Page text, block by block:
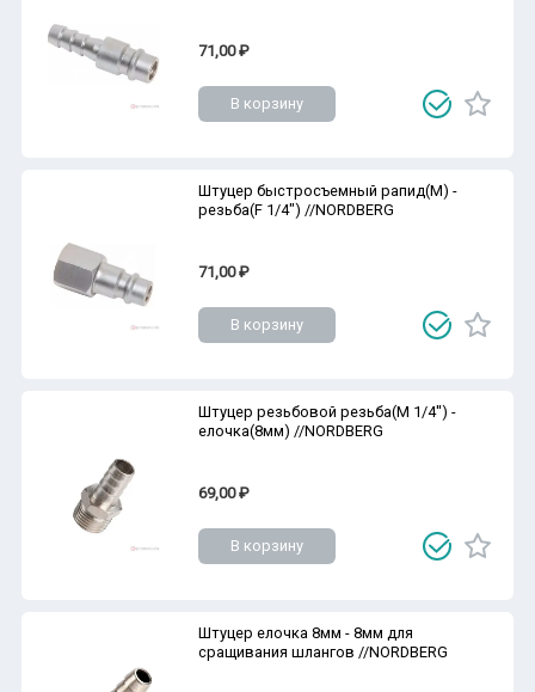
71,00 ₽
В корзину
Штуцер быстросъемный рапид(M) -
резьба(F 1/4") //NORDBERG
71,00 ₽
В корзину
Штуцер резьбовой резьба(M 1/4'') -
елочка(8мм) //NORDBERG
69,00 ₽
В корзину
Штуцер елочка 8мм - 8мм для
сращивания шлангов //NORDBERG